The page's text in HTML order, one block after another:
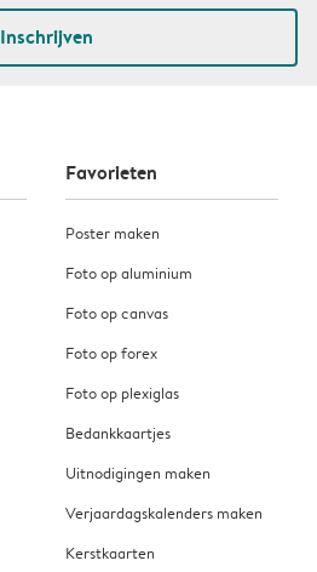
Inschrijven
Favorieten
Poster maken
Foto op aluminium
Foto op canvas
Foto op forex
Foto op plexiglas
Bedankkaartjes
Uitnodigingen maken
Verjaardagskalenders maken
Kerstkaarten